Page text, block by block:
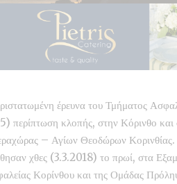
έρευνα του Τμήματος
περίπτωση κλοπής, στην Κόρινθο
– Αγίων Θεοδώρων Κορινθίας.
χθες (3.3.2018) το πρωί, στα
Κορίνθου και της Ομάδας